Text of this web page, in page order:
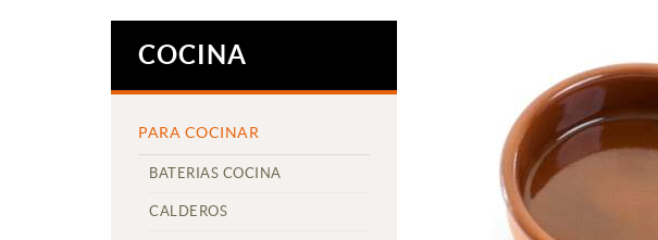
COCINA
PARA COCINAR
BATERIAS COCINA
CALDEROS